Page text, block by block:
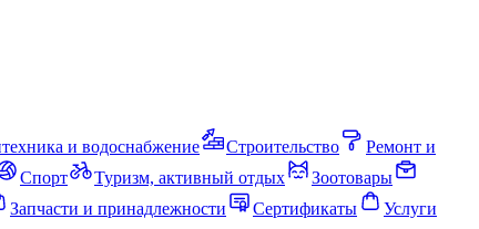
и водоснабжение Строительство
Ремонт и
Спорт Туризм, активный отдых
Зоотовары
Запчасти и принадлежности Сертификаты
Услуги